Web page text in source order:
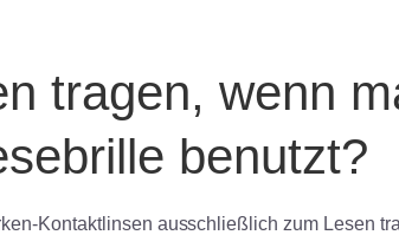
tragen, wenn
benutzt?
Kontaktlinsen ausschließlich zum Lesen